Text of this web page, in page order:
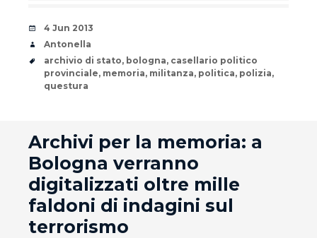
Date
4 Jun 2013
Author
Antonella
Tags
archivio di stato, bologna, casellario politico
provinciale, memoria, militanza, politica, polizia,
questura
Archivi per la memoria: a
Bologna verranno
digitalizzati oltre mille
faldoni di indagini sul
terrorismo